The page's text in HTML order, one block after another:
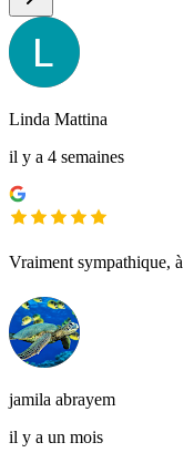
Linda Mattina
il y a 4 semaines
Vraiment sympathique,
jamila abrayem
il y a un mois